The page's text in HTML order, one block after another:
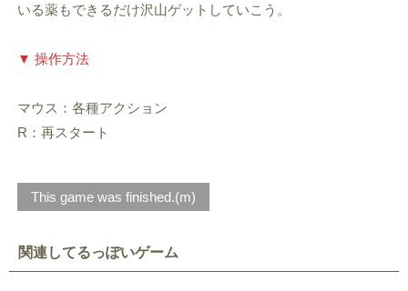
いる薬もできるだけ沢山ゲットしていこう。
▼ 操作方法
マウス：各種アクション
R：再スタート
This game was finished.(m)
関連してるっぽいゲーム